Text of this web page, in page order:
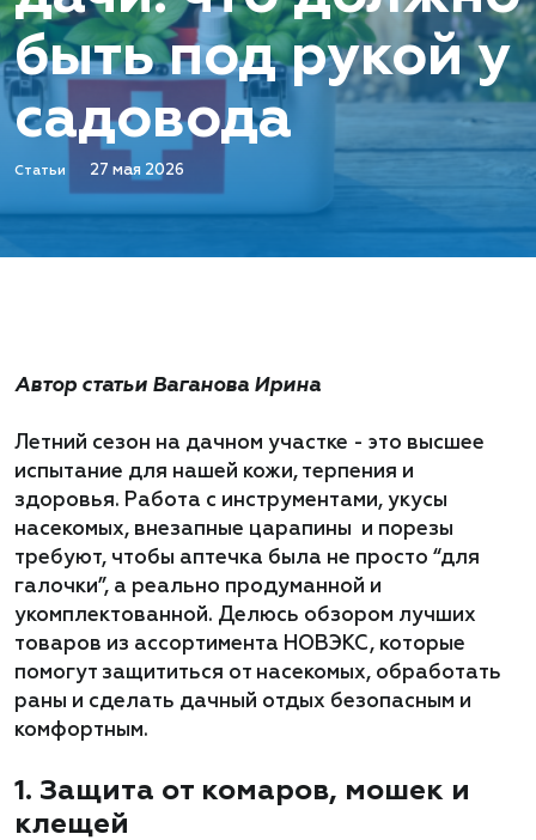
быть под рукой у
садовода
Статьи 27 мая 2026
Автор статьи Ваганова Ирина
Летний сезон на дачном участке - это высшее
испытание для нашей кожи, терпения и
здоровья. Работа с инструментами, укусы
насекомых, внезапные царапины и порезы
требуют, чтобы аптечка была не просто “для
галочки”, а реально продуманной и
укомплектованной. Делюсь обзором лучших
товаров из ассортимента НОВЭКС, которые
помогут защититься от насекомых, обработать
раны и сделать дачный отдых безопасным и
комфортным.
1. Защита от комаров, мошек и
клещей